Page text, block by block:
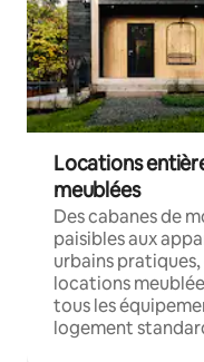
Locations
meublées
Des cabanes de
paisibles aux
urbains pratiques,
locations
tous les
logement